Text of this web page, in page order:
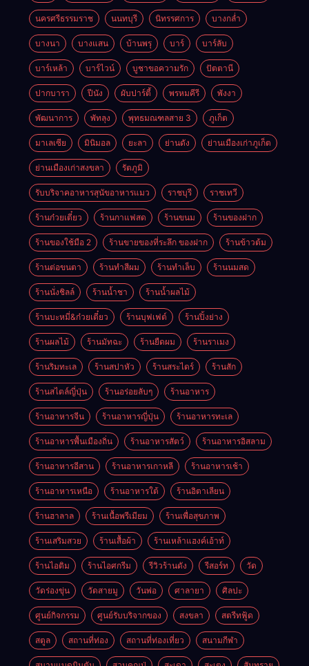
นครศรีธรรมราช นนทบุรี นิทรรศการ บางกล่ำ
บางนา บางแสน บ้านพรุ บาร์ บาร์ลับ
บาร์เหล้า บาร์ไวน์ บูชาขอความรัก ปัตตานี
ปากบารา ปีนัง ผับปาร์ตี้ พรหมคีรี พังงา
พัฒนาการ พัทลุง พุทธมณฑลสาย 3 ภูเก็ต
มาเลเซีย มินิมอล ยะลา ย่านดัง ย่านเมืองเก่าภูเก็ต
ย่านเมืองเก่าสงขลา รัตภูมิ
รับบริจาคอาหารสุนัขอาหารแมว ราชบุรี ราชเทวี
ร้านก๋วยเตี๋ยว ร้านกาแฟสด ร้านขนม ร้านของฝาก
ร้านของใช้มือ 2 ร้านขายของที่ระลึก ของฝาก ร้านข้าวต้ม
ร้านต่อขนตา ร้านทำสีผม ร้านทำเล็บ ร้านนมสด
ร้านนั่งชิลล์ ร้านน้ำชา ร้านน้ำผลไม้
ร้านบะหมี่&ก๋วยเตี๋ยว ร้านบุฟเฟต์ ร้านปิ้งย่าง
ร้านผลไม้ ร้านมัทฉะ ร้านยืดผม ร้านราเมง
ร้านริมทะเล ร้านสปาหัว ร้านสระไดร์ ร้านสัก
ร้านสไตล์ญี่ปุ่น ร้านอร่อยลับๆ ร้านอาหาร
ร้านอาหารจีน ร้านอาหารญี่ปุ่น ร้านอาหารทะเล
ร้านอาหารพื้นเมืองถิ่น ร้านอาหารสัตว์ ร้านอาหารอิสลาม
ร้านอาหารอีสาน ร้านอาหารเกาหลี ร้านอาหารเช้า
ร้านอาหารเหนือ ร้านอาหารใต้ ร้านอิตาเลียน
ร้านฮาลาล ร้านเนื้อพรีเมียม ร้านเพื่อสุขภาพ
ร้านเสริมสวย ร้านเสื้อผ้า ร้านเหล้าแฮงค์เอ้าท์
ร้านไอติม ร้านไอศกรีม รีวิวร้านดัง รีสอร์ท วัด
วัดร่องขุ่น วัดสายมู วันพ่อ ศาลายา ศิลปะ
ศูนย์กิจกรรม ศูนย์รับบริจากของ สงขลา สตรีทฟู้ด
สตูล สถานที่ท่อง สถานที่ท่องเที่ยว สนามกีฬา